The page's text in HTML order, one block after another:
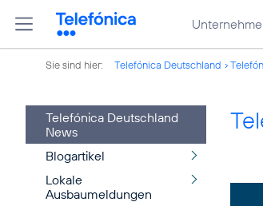
Sie sind hier: Telefónica Deutschland
Telefónica Deutschland
News
Blogartikel
Lokale
Ausbaumeldungen